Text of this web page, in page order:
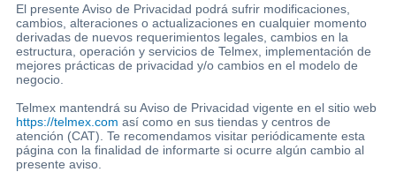
El presente Aviso de Privacidad podrá sufrir modificaciones,
cambios, alteraciones o actualizaciones en cualquier momento
derivadas de nuevos requerimientos legales, cambios en la
estructura, operación y servicios de Telmex, implementación de
mejores prácticas de privacidad y/o cambios en el modelo de
negocio.
Telmex mantendrá su Aviso de Privacidad vigente en el sitio web
https://telmex.com así como en sus tiendas y centros de
atención (CAT). Te recomendamos visitar periódicamente esta
página con la finalidad de informarte si ocurre algún cambio al
presente aviso.